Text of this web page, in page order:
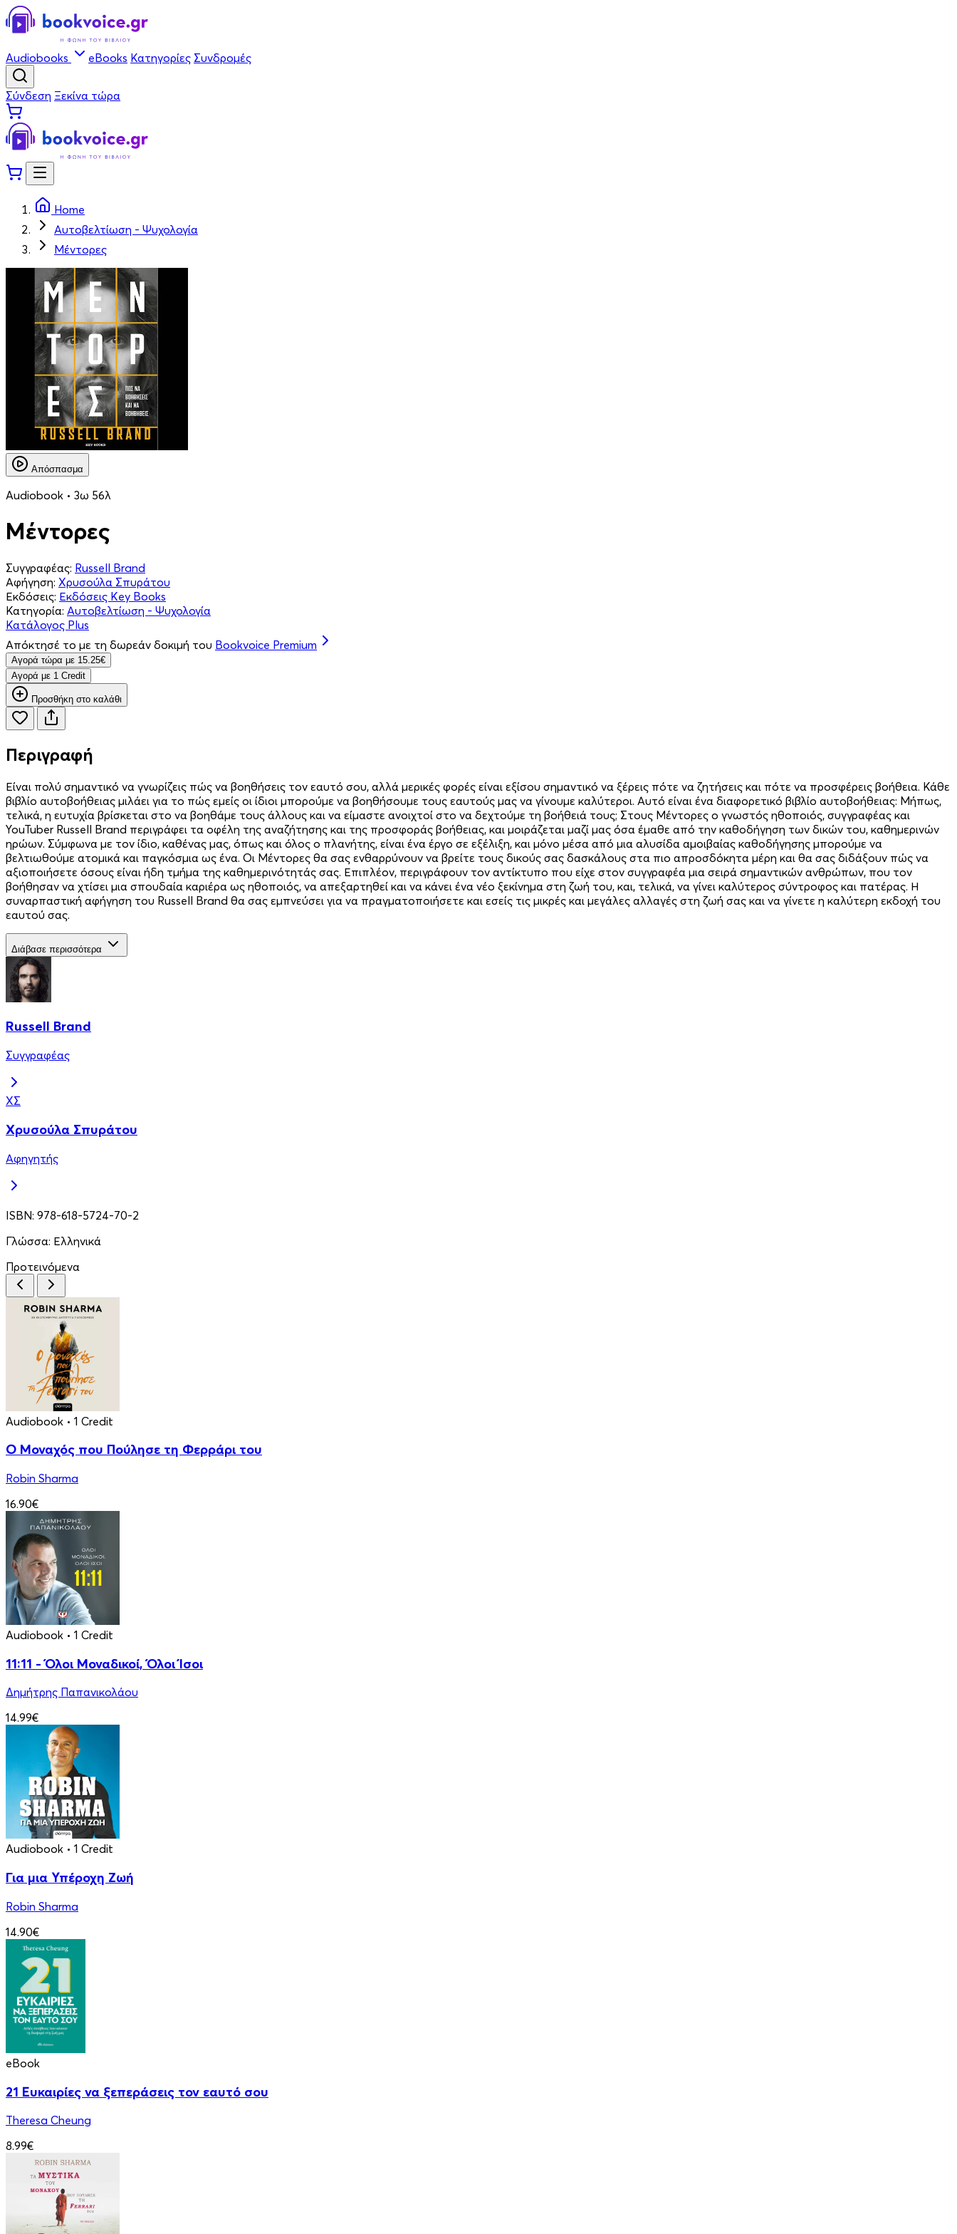
Audiobooks eBooks Κατηγορίες Συνδρομές
Σύνδεση Ξεκίνα τώρα
Home
Αυτοβελτίωση - Ψυχολογία
Μέντορες
Απόσπασμα
Audiobook • 3ω 56λ
Μέντορες
Συγγραφέας: Russell Brand
Αφήγηση: Χρυσούλα Σπυράτου
Εκδόσεις: Εκδόσεις Key Books
Κατηγορία: Αυτοβελτίωση - Ψυχολογία
Κατάλογος Plus
Απόκτησέ το με τη δωρεάν δοκιμή του Bookvoice Premium
Aγορά τώρα με 15.25€
Aγορά με 1 Credit
Προσθήκη στο καλάθι
Περιγραφή
Είναι πολύ σημαντικό να γνωρίζεις πώς να βοηθήσεις τον εαυτό σου, αλλά μερικές φορές είναι εξίσου σημαντικό να ξέρεις πότε να ζητήσεις και πότε να προσφέρεις βοήθεια. Κάθε
βιβλίο αυτοβοήθειας μιλάει για το πώς εμείς οι ίδιοι μπορούμε να βοηθήσουμε τους εαυτούς μας να γίνουμε καλύτεροι. Αυτό είναι ένα διαφορετικό βιβλίο αυτοβοήθειας: Μήπως,
τελικά, η ευτυχία βρίσκεται στο να βοηθάμε τους άλλους και να είμαστε ανοιχτοί στο να δεχτούμε τη βοήθειά τους; Στους Μέντορες ο γνωστός ηθοποιός, συγγραφέας και
YouTuber Russell Brand περιγράφει τα οφέλη της αναζήτησης και της προσφοράς βοήθειας, και μοιράζεται μαζί μας όσα έμαθε από την καθοδήγηση των δικών του, καθημερινών
ηρώων. Σύμφωνα με τον ίδιο, καθένας μας, όπως και όλος ο πλανήτης, είναι ένα έργο σε εξέλιξη, και μόνο μέσα από μια αλυσίδα αμοιβαίας καθοδήγησης μπορούμε να
βελτιωθούμε ατομικά και παγκόσμια ως ένα. Οι Μέντορες θα σας ενθαρρύνουν να βρείτε τους δικούς σας δασκάλους στα πιο απροσδόκητα μέρη και θα σας διδάξουν πώς να
αξιοποιήσετε όσους είναι ήδη τμήμα της καθημερινότητάς σας. Επιπλέον, περιγράφουν τον αντίκτυπο που είχε στον συγγραφέα μια σειρά σημαντικών ανθρώπων, που τον
βοήθησαν να χτίσει μια σπουδαία καριέρα ως ηθοποιός, να απεξαρτηθεί και να κάνει ένα νέο ξεκίνημα στη ζωή του, και, τελικά, να γίνει καλύτερος σύντροφος και πατέρας. Η
συναρπαστική αφήγηση του Russell Brand θα σας εμπνεύσει για να πραγματοποιήσετε και εσείς τις μικρές και μεγάλες αλλαγές στη ζωή σας και να γίνετε η καλύτερη εκδοχή του
εαυτού σας.
Διάβασε περισσότερα
Russell Brand
Συγγραφέας
ΧΣ
Χρυσούλα Σπυράτου
Αφηγητής
ISBN: 978-618-5724-70-2
Γλώσσα: Ελληνικά
Προτεινόμενα
Audiobook • 1 Credit
Ο Μοναχός που Πούλησε τη Φερράρι του
Robin Sharma
16.90€
Audiobook • 1 Credit
11:11 - Όλοι Μοναδικοί, Όλοι Ίσοι
Δημήτρης Παπανικολάου
14.99€
Audiobook • 1 Credit
Για μια Υπέροχη Ζωή
Robin Sharma
14.90€
eBook
21 Ευκαιρίες να ξεπεράσεις τον εαυτό σου
Theresa Cheung
8.99€